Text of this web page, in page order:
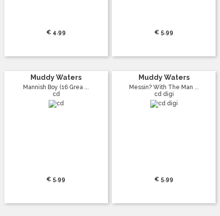
€ 4.99 € 5.99
Muddy Waters
Mannish Boy (16 Grea ...
cd
€ 5.99
Muddy Waters
Messin? With The Man ...
cd digi
€ 5.99